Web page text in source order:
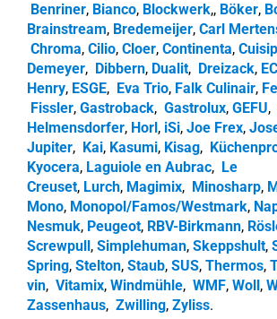
Benriner, Bianco, Blockwerk,, Böker,
Brainstream, Bredemeijer, Carl
Chroma, Cilio, Cloer, Continenta,
Demeyer, Dibbern, Dualit, Dreizack,
Henry, ESGE, Eva Trio, Falk Culinair,
Fissler, Gastroback, Gastrolux, GEFU,
Helmensdorfer, Horl, iSi, Joe Frex,
Jupiter, Kai, Kasumi, Kisag,
Kyocera, Laguiole en Aubrac, Le
Creuset, Lurch, Magimix, Minosharp,
Mono, Monopol/Famos/Westmark,
Nesmuk, Peugeot, RBV-Birkmann,
Screwpull, Simplehuman, Skeppshult,
Spring, Stelton, Staub, SUS, Thermos,
vin, Vitamix, Windmühle, WMF, Woll,
Zassenhaus, Zwilling, Zyliss.